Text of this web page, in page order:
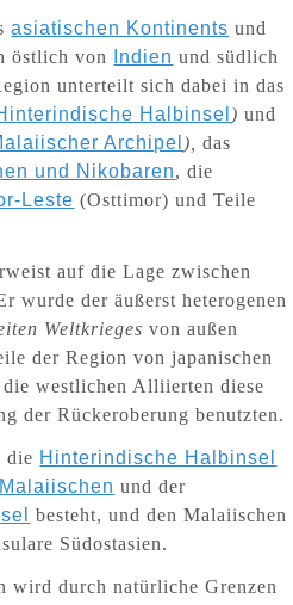
asiatischen Kontinents und
östlich von
Indien und südlich
unterteilt sich dabei in das
Halbinsel ) und
Archipel ),
das
und Nikobaren, die
r-Leste (Osttimor) und Teile
auf die Lage zwischen
wurde der äußerst heterogenen
Weltkrieges von außen
der Region von japanischen
westlichen Alliierten diese
der Rückeroberung benutzten.
die Hinterindische Halbinsel
Malaiischen und der
besteht, und den Malaiischen
Südostasien.
wird durch natürliche Grenzen